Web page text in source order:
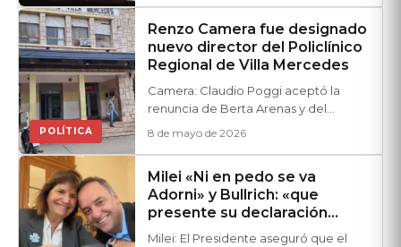
POLÍTICA
Renzo Camera fue designado
nuevo director del Policlínico
Regional de Villa Mercedes
Camera: Claudio Poggi aceptó la
renuncia de Berta Arenas y del
equipo directivo del complejo
8 de mayo de 2026
Milei «Ni en pedo se va
Adorni» y Bullrich: «que
presente su declaración
jurada de inmediato”
Milei: El Presidente aseguró que el